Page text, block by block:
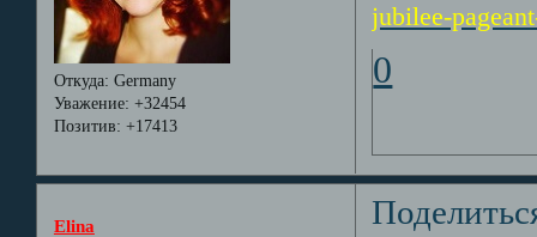
Откуда: Germany
Уважение: +32454
Позитив: +17413
jubilee-
0
Elina